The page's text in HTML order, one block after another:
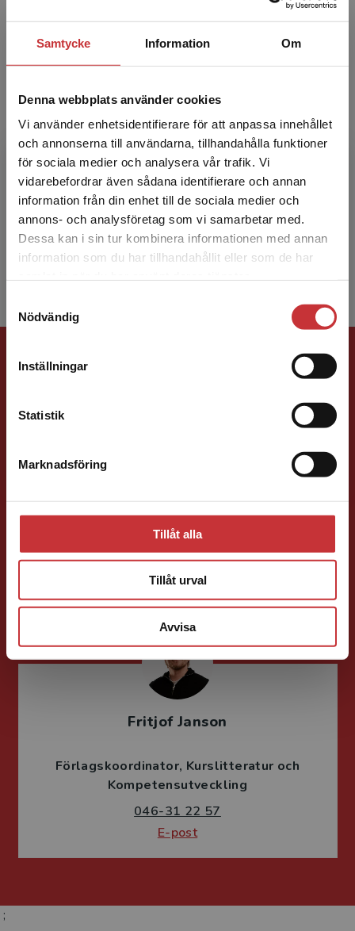
Samtycke Information Om
Denna webbplats använder cookies
Vi använder enhetsidentifierare för att anpassa innehållet
och annonserna till användarna, tillhandahålla funktioner
för sociala medier och analysera vår trafik. Vi
vidarebefordrar även sådana identifierare och annan
information från din enhet till de sociala medier och
annons- och analysföretag som vi samarbetar med.
Dessa kan i sin tur kombinera informationen med annan
information som du har tillhandahållit eller som de har
Nödvändig
Inställningar
Statistik
Marknadsföring
Tillåt alla
Tillåt urval
Avvisa
Begränsad fraktregion
Det verkar som att du besöker
studentlitteratur.se via en enhet utanför Sverige.
Vi erbjuder inte leveranser utanför Sverige. För
att kunna slutföra ett köp måste
Jan Greve
Jan Greve är docent i företagsekonomi med
inriktning mot ekonomistyrning. Han är knuten
till Handelshögskolan vid Örebro universitet
och till forsk...
Ekonomi
och vetenskapsteori
Fritjof Janson
Förlagskoordinator Kurslitteratur och
Kompetensutveckling
046-31 22 57
E-post
;